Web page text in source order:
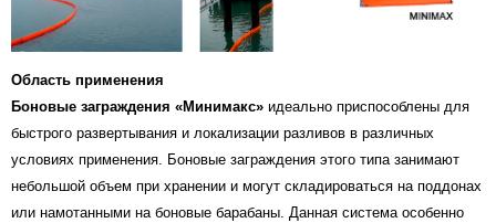
Область применения
Боновые заграждения «Минимакс» идеально приспособлены для
быстрого развертывания и локализации разливов в различных
условиях применения. Боновые заграждения этого типа занимают
небольшой объем при хранении и могут складироваться на поддонах
или намотанными на боновые барабаны. Данная система особенно